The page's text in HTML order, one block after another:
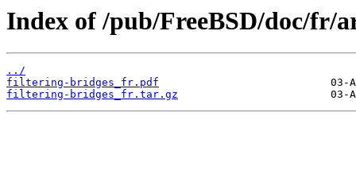
Index of /pub/FreeBSD/doc/fr/
../
filtering-bridges_fr.pdf
filtering-bridges_fr.tar.gz